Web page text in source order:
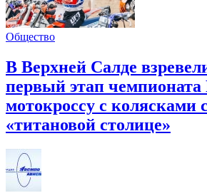
Общество
В Верхней Салде
первый этап чемпионата
мотокроссу с колясками
«титановой столице»